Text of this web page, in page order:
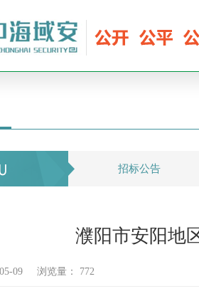
招标公告
濮阳市安阳地
09 浏览量： 772